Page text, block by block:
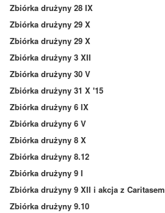
Zbiórka drużyny 28 IX
Zbiórka drużyny 29 X
Zbiórka drużyny 29 X
Zbiórka drużyny 3 XII
Zbiórka drużyny 30 V
Zbiórka drużyny 31 X '15
Zbiórka drużyny 6 IX
Zbiórka drużyny 6 V
Zbiórka drużyny 8 X
Zbiórka drużyny 8.12
Zbiórka drużyny 9 I
Zbiórka drużyny 9 XII i akcja z Caritasem
Zbiórka drużyny 9.10